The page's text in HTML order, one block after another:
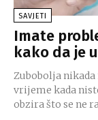
SAVJETI
Imate
kako da je
Zubobolja nikada
vrijeme kada niste
obzira što se ne